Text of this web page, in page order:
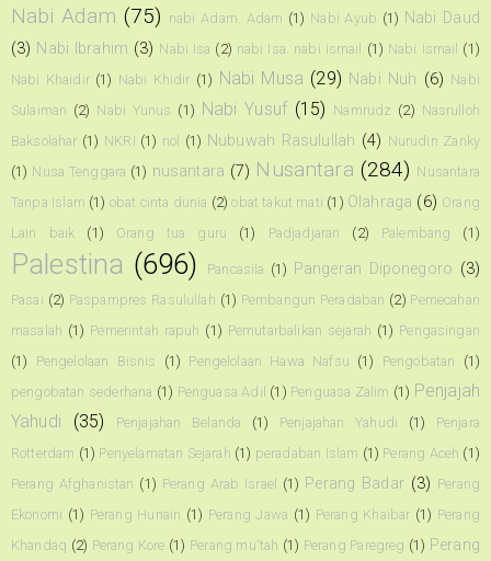
Nabi Adam (75) nabi Adam. Adam (1) Nabi Ayub (1) Nabi Daud
(3) Nabi Ibrahim (3) Nabi Isa (2) nabi Isa. nabi ismail (1) Nabi Ismail (1)
Nabi Khaidir (1) Nabi Khidir (1) Nabi Musa (29) Nabi Nuh (6) Nabi
Sulaiman (2) Nabi Yunus (1) Nabi Yusuf (15) Namrudz (2) Nasrulloh
Baksolahar (1) NKRI (1) nol (1) Nubuwah Rasulullah (4) Nurudin Zanky
(1) Nusa Tenggara (1) nusantara (7) Nusantara (284) Nusantara
Tanpa Islam (1) obat cinta dunia (2) obat takut mati (1) Olahraga (6) Orang
Lain baik
(1) Orang tua guru (1) Padjadjaran (2) Palembang (1)
Palestina (696) Pancasila (1) Pangeran Diponegoro (3)
Pasai (2) Paspampres Rasulullah (1) Pembangun Peradaban (2) Pemecahan
masalah (1) Pemerintah rapuh (1) Pemutarbalikan sejarah (1) Pengasingan
(1)
Pengelolaan Bisnis (1) Pengelolaan Hawa Nafsu (1) Pengobatan
(1)
pengobatan sederhana (1) Penguasa Adil (1) Penguasa Zalim (1) Penjajah
Yahudi
(35) Penjajahan Belanda (1) Penjajahan Yahudi (1)
Penjara
Rotterdam (1) Penyelamatan Sejarah (1) peradaban Islam (1) Perang Aceh (1)
Perang Afghanistan (1) Perang Arab Israel (1) Perang Badar (3) Perang
Ekonomi (1) Perang Hunain (1) Perang Jawa (1) Perang Khaibar (1) Perang
Khandaq (2) Perang Kore (1) Perang mu'tah (1) Perang Paregreg (1) Perang